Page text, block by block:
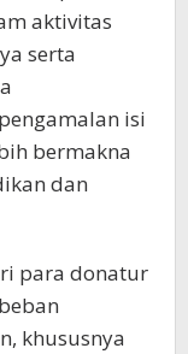
aktivitas
serta
isi
bermakna
dan
para donatur
khususnya